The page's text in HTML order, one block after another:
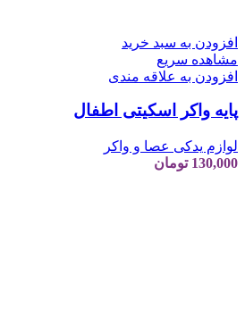
افزودن به سبد خرید
مشاهده سریع
افزودن به علاقه مندی
پایه واکر اسکیتی اطفال
لوازم یدکی عصا و واکر
130,000 تومان